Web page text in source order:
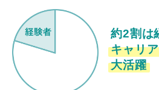
約2割は
キャリ
大活躍